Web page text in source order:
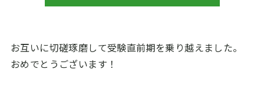
お互いに切磋琢磨して受験直前期を乗り越えました。
おめでとうございます！